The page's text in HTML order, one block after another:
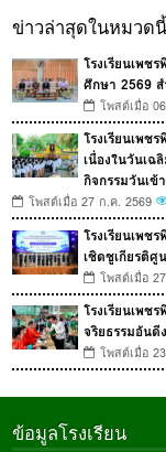
ข่าวล่าสุดในหมวดนี้
โรงเรียนเพช
ศึกษา 2569
โพสต์เมื่อ
โรงเรียนเพช
เนื่องในวันเฉ
กิจกรรมวันเข้
โพสต์เมื่อ 27 ก.ค. 2569
โรงเรียนเพช
เชิดชูเกียรติ
โพสต์เมื่อ
โรงเรียนเพ
จริยธรรมอัน
โพสต์เมื่อ
ข้อมูลโรงเรียน